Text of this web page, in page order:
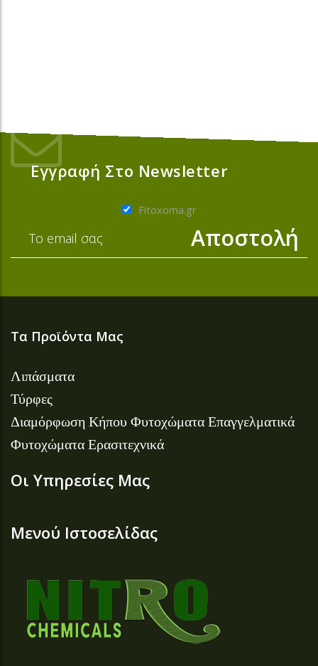
Εγγραφή Στο Newsletter
Fitoxoma.gr
Τα Προϊόντα Μας
Λιπάσματα
Τύρφες
Διαμόρφωση Κήπου Φυτοχώματα Επαγγελματικά
Φυτοχώματα Ερασιτεχνικά
Οι Υπηρεσίες Μας
Μενού Ιστοσελίδας